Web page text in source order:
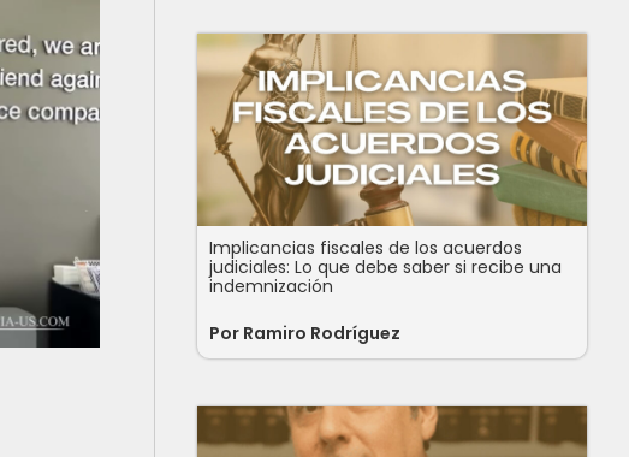
Implicancias fiscales de los acuerdos
judiciales: Lo que debe saber si recibe una
indemnización
Por Ramiro Rodríguez